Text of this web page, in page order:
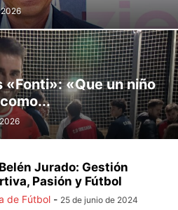
«Que un niño
Jurado: Gestión
Pasión y Fútbol
de Fútbol - 25 de junio de 2024